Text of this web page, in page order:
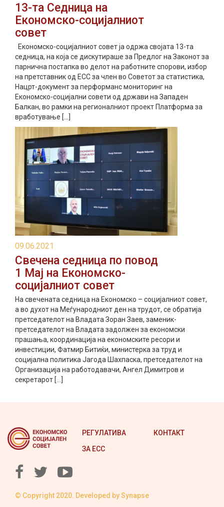
13-та Седница на
Економско-социјалниот
совет
Економско-социјалниот совет ја одржа својата 13-та
седница, на која се дискутираше за Предлог на Законот за
парнична постапка во делот на работните спорови, избор
на претставник од ЕСС за член во Советот за статистика,
Нацрт-документ за перформанс мониторинг на
Економско-социјални совети од држави на Западен
Балкан, во рамки на регионалниот проект Платформа за
вработување […]
09.06.2021
Свечена седница по повод
1 Мај на Економско-
социјалниот совет
На свечената седница на Економско – социјалниот совет,
а во духот на Меѓународниот ден на трудот, се обратија
претседателот на Владата Зоран Заев, заменик-
претседателот на Владата задолжен за економски
прашања, координација на економските ресори и
инвестиции, Фатмир Битиќи, министерка за труд и
социјална политика Јагода Шахпаска, претседателот на
Организација на работодавачи, Ангел Димитров и
секретарот […]
РЕГУЛАТИВА
ЗА ЕСС
КОНТАКТ
© Copyright 2020. Developed bySynapse